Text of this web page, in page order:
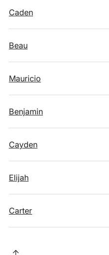
Caden
Beau
Mauricio
Benjamin
Cayden
Elijah
Carter